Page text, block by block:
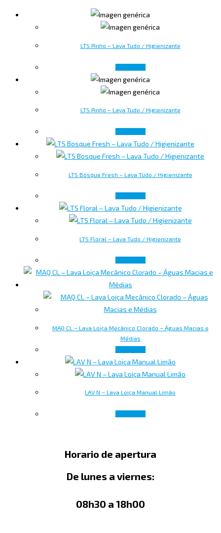
LTS Pinho – Lava Tudo / Higienizante
LTS Pinho – Lava Tudo / Higienizante
LTS Bosque Fresh – Lava Tudo / Higienizante
LTS Floral – Lava Tudo / Higienizante
MAQ CL – Lava Loiça Mecânico Clorado – Águas Macias e
Médias
LAV N – Lava Loiça Manual Limão
Horario de apertura
De lunes a viernes:
08h30 a 18h00